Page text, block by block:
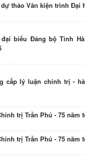
thảo Văn kiện trình Đại
biểu Đảng bộ Tỉnh
cấp lý luận chính trị -
trị Trần Phú - 75 năm
trị Trần Phú - 75 năm